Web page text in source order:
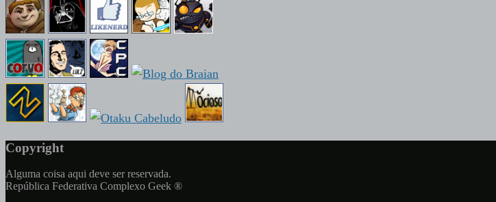
Copyright
Alguma coisa aqui deve ser reservada.
República Federativa Complexo Geek ®